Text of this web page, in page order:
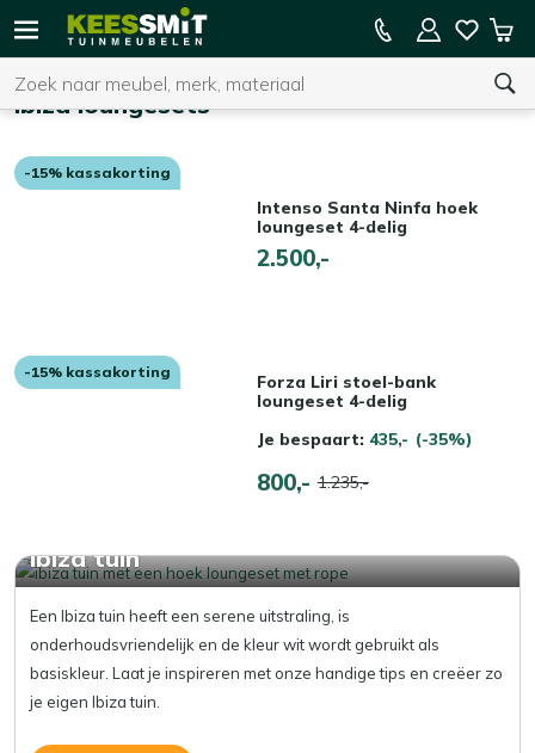
Kees
Tuinmeubelen
Zoeken
U heeft geen product(en) in uw winkelwagen.
15% kassakorting op de hele collectie
Ibiza loungesets
-15% kassakorting
Intenso Santa Ninfa hoek
loungeset 4-delig
2.500,-
-15% kassakorting
Forza Liri stoel-bank
loungeset 4-delig
Je bespaart: 435,- (-35%)
800,- 1.235,-
Ibiza tuin
Een Ibiza tuin heeft een serene uitstraling, is
onderhoudsvriendelijk en de kleur wit wordt gebruikt als
basiskleur. Laat je inspireren met onze handige tips en creëer zo
je eigen Ibiza tuin.